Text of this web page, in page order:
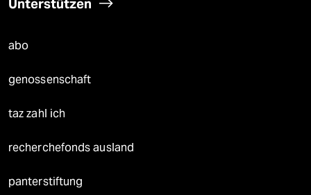
Unterstützen
abo
genossenschaft
taz zahl ich
recherchefonds ausland
panterstiftung